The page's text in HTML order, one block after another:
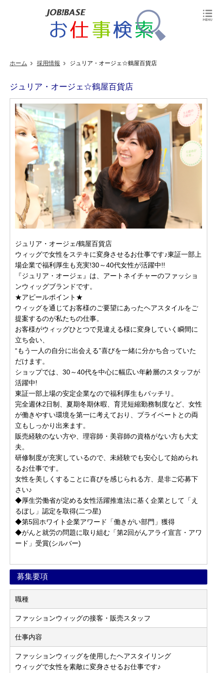
ホーム 採用情報 ジュリア・オージェ☆鶴屋百貨店
ジュリア・オージェ☆鶴屋百貨店
ジュリア・オージェ/鶴屋百貨店
ウィッグで女性をステキに変身させるお仕事です♪東証一部上
場企業で福利厚生も充実!30～40代女性が活躍中!!
『ジュリア・オージェ』は、アートネイチャーのファッショ
ンウィッグブランドです。
★アピールポイント★
ウィッグを通じてお客様のご要望にあったヘアスタイルをご
提案するのが私たちの仕事。
お客様がウィッグひとつで見違える様に変身していく瞬間に
立ち会い、
“もう一人の自分に出会える”喜びを一緒に分かち合っていた
だけます。
ショップでは、30～40代を中心に幅広い年齢層のスタッフが
活躍中!
東証一部上場の安定企業なので福利厚生もバッチリ。
完全週休2日制、夏期冬期休暇、育児短縮勤務制度など、女性
が働きやすい環境を第一に考えており、プライベートとの両
立もしっかり出来ます。
販売経験のない方や、理容師・美容師の資格がない方も大丈
夫。
研修制度が充実しているので、未経験でも安心して始められ
るお仕事です。
女性を美しくすることに喜びを感じられる方、是非ご応募下
さい♪
◆厚生労働省が定める女性活躍推進法に基く企業として「え
るぼし」認定を取得(二つ星)
◆第5回ホワイト企業アワード「働きがい部門」獲得
◆がんと就労の問題に取り組む「第2回がんアライ宣言・アワ
ード」受賞(シルバー)
募集要項
職種
ファッションウィッグの接客・販売スタッフ
仕事内容
ファッションウィッグを使用したヘアスタイリング
ウィッグで女性を素敵に変身させるお仕事です♪